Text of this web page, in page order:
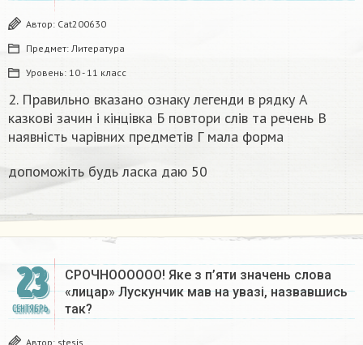
Автор: Cat200630
Предмет: Литература
Уровень: 10 - 11 класс
2. Правильно вказано ознаку легенди в рядку А
казкові зачин і кінцівка Б повтори слів та речень В
наявність чарівних предметів Г мала форма
допоможіть будь ласка даю 50​
23
СЕНТЯБРЬ
СРОЧНОООООО! Яке з п’яти значень слова
«лицар» Лускунчик мав на увазі, назвавшись
так?
Автор: stesis